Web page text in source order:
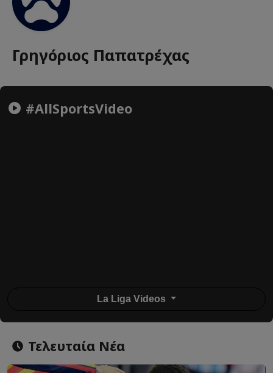
Γρηγόριος Παπατρέχας
#AllSportsVideo
La Liga Videos
Τελευταία Νέα